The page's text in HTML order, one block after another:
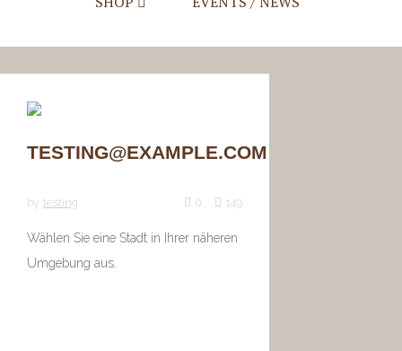
TESTING@EXAMPLE.COM
by testing 0 149
Wählen Sie eine Stadt in Ihrer näheren
Umgebung aus.